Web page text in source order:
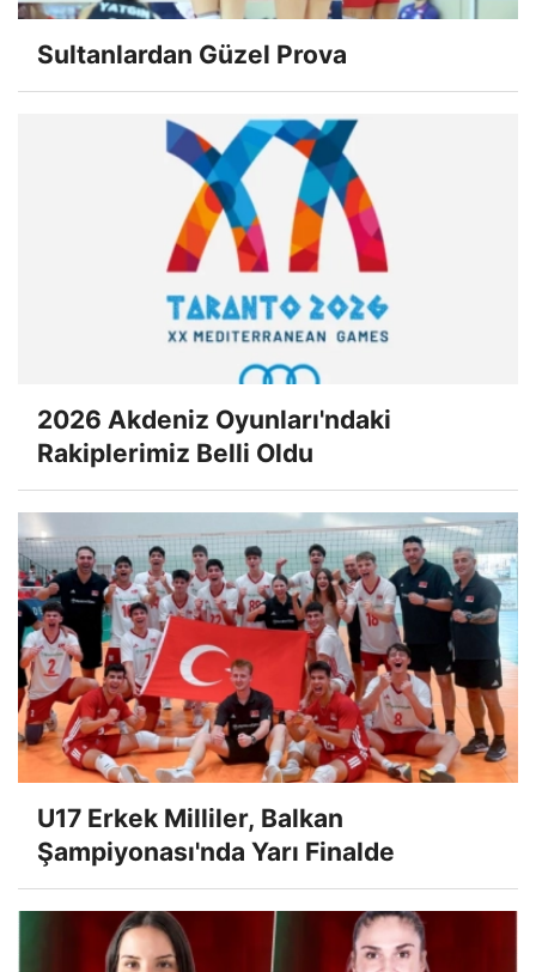
Sultanlardan Güzel Prova
2026 Akdeniz Oyunları'ndaki
Rakiplerimiz Belli Oldu
U17 Erkek Milliler, Balkan
Şampiyonası'nda Yarı Finalde